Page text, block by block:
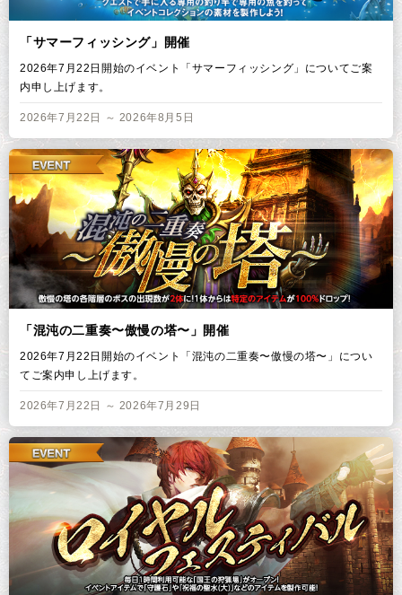
「サマーフィッシング」開催
2026年7月22日開始のイベント「サマーフィッシング」についてご案
内申し上げます。
2026年7月22日 ～ 2026年8月5日
「混沌の二重奏〜傲慢の塔〜」開催
2026年7月22日開始のイベント「混沌の二重奏〜傲慢の塔〜」につい
てご案内申し上げます。
2026年7月22日 ～ 2026年7月29日